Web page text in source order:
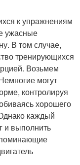
к упражнениям
ужасные
В том случае,
тренирующихся
Возьмем
могут
контролируя
хорошего
каждый
и выполнить